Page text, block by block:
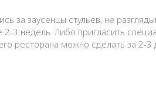
за заусенцы стульев, не
3 недель. Либо пригласить
ресторана можно сделать за 2-3